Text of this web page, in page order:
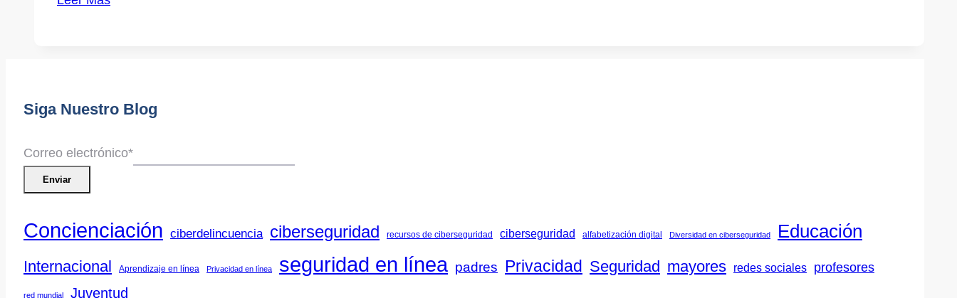
"The
Siga Nuestro Blog
Correo electrónico*
Enviar
Concienciación ciberdelincuencia ciberseguridad recursos de ciberseguridad ciberseguridad alfabetización digital Diversidad en ciberseguridad Educación
Internacional Aprendizaje en línea Privacidad en línea seguridad en línea padres Privacidad Seguridad mayores redes sociales profesores
red mundial Juventud